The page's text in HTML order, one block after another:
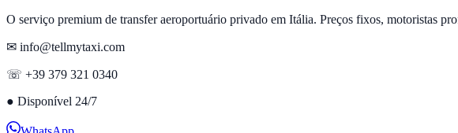
O serviço premium de transfer aeroportuário privado em Itália. Preços fixos, motoristas
✉ info@tellmytaxi.com
☏ +39 379 321 0340
● Disponível 24/7